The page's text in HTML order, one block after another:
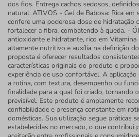
dos fios. Entrega cachos sedosos,
natural. ATIVOS - Gel de Babosa: Rica em
confere uma poderosa dose de hidratação
fortalecer a fibra, combatendo à queda. -
antioxidante e hidratante, rico em Vitamina
altamente nutritivo e auxília na definição
proposta é oferecer resultados
características originais do produto e
experiência de uso confortável. A
a rotina, com textura, desempenho ou
finalidade para a qual foi criado, tornando
previsível. Este produto é amplamente
confiabilidade e presença constante em
domésticas. Sua utilização segue práticas
estabelecidas no mercado, o que contribui